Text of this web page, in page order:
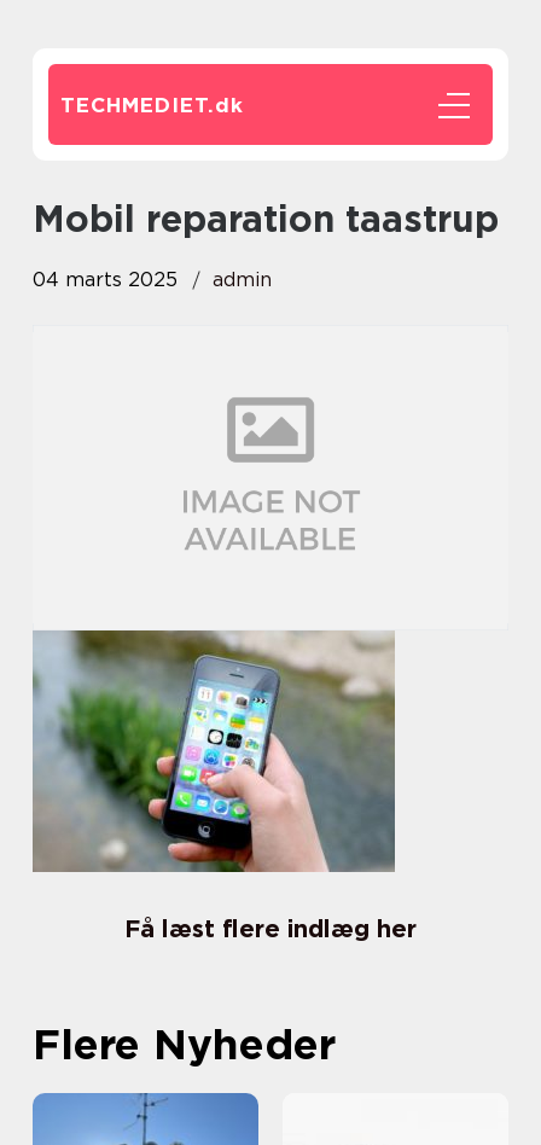
TECHMEDIET.dk
mobil reparation taastrup
04 marts 2025 admin
Få læst flere indlæg her
Flere Nyheder